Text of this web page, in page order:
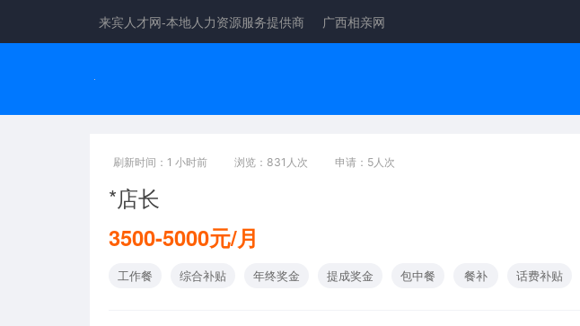
来宾人才网-本地人力资源服务提供商 广西相亲网
刷新时间：1 小时前 浏览：831人次 申请：5人次
*店长
3500-5000元/月
工作餐 综合补贴 年终奖金 提成奖金 包中餐 餐补 话费补贴